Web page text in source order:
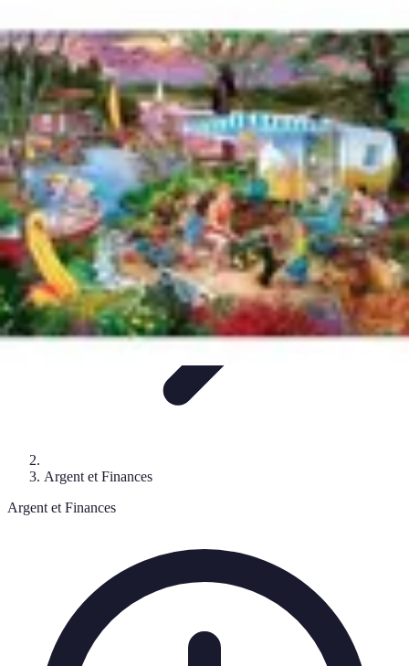
JeuxLoisirs créatifsMarketing digitalFinance
personnelleDéveloppement personnel
Trucs pour Gagner
Argent et Finances
Argent et Finances